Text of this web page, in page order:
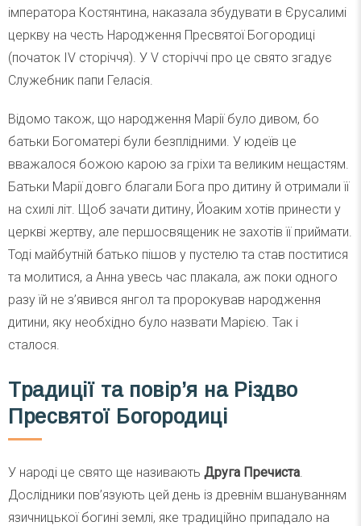
імператора Костянтина, наказала збудувати в Єрусалимі
церкву на честь Народження Пресвятої Богородиці
(початок IV сторіччя). У V сторіччі про це свято згадує
Служебник папи Геласія.
Відомо також, що народження Марії було дивом, бо
батьки Богоматері були безплідними. У юдеїв це
вважалося божою карою за гріхи та великим нещастям.
Батьки Марії довго благали Бога про дитину й отримали її
на схилі літ. Щоб зачати дитину, Йоаким хотів принести у
церкві жертву, але першосвященик не захотів її приймати.
Тоді майбутній батько пішов у пустелю та став поститися
та молитися, а Анна увесь час плакала, аж поки одного
разу їй не з’явився янгол та пророкував народження
дитини, яку необхідно було назвати Марією. Так і
сталося.
Традиції та повір’я на Різдво
Пресвятої Богородиці
У народі це свято ще називають Друга Пречиста
Дослідники пов’язують цей день із древнім вшануванням
язичницької богині землі, яке традиційно припадало на